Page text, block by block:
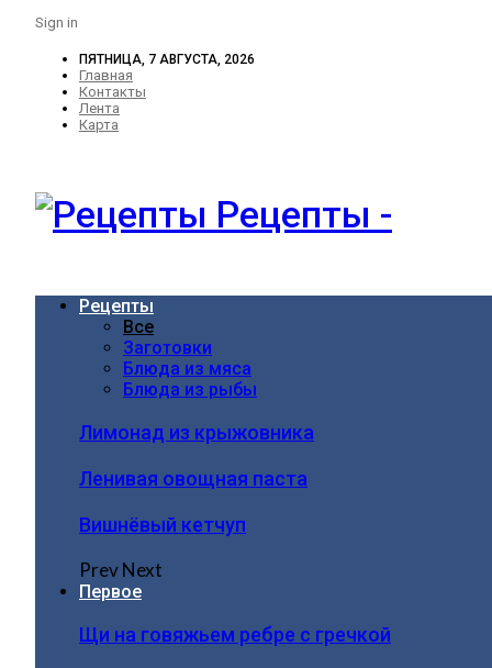
Sign in
ПЯТНИЦА, 7 АВГУСТА, 2026
Главная
Контакты
Лента
Карта
Рецепты -
Рецепты
Все
Заготовки
Блюда из мяса
Блюда из рыбы
Лимонад из крыжовника
Ленивая овощная паста
Вишнёвый кетчуп
PrevNext
Первое
Щи на говяжьем ребре с гречкой